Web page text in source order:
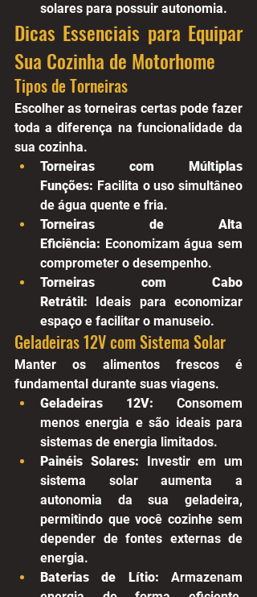
solares para possuir autonomia.
Dicas Essenciais para Equipar
Sua Cozinha de Motorhome
Tipos de Torneiras
Escolher as torneiras certas pode fazer
toda a diferença na funcionalidade da
sua cozinha.
Torneiras com Múltiplas
Funções: Facilita o uso simultâneo
de água quente e fria.
Torneiras de Alta
Eficiência: Economizam água sem
comprometer o desempenho.
Torneiras com Cabo
Retrátil: Ideais para economizar
espaço e facilitar o manuseio.
Geladeiras 12V com Sistema Solar
Manter os alimentos frescos é
fundamental durante suas viagens.
Geladeiras 12V: Consomem
menos energia e são ideais para
sistemas de energia limitados.
Painéis Solares: Investir em um
sistema solar aumenta a
autonomia da sua geladeira,
permitindo que você cozinhe sem
depender de fontes externas de
energia.
Baterias de Lítio: Armazenam